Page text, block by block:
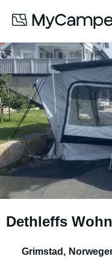
Dethleffs
Grimstad ,